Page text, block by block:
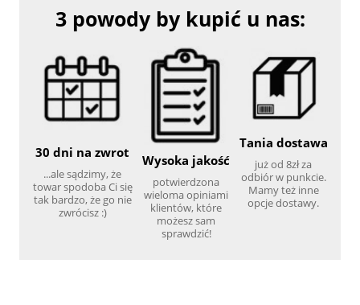
3 powody by kupić u nas:
30 dni na zwrot
...ale sądzimy, że
towar spodoba Ci się
tak bardzo, że go nie
zwrócisz :)
Wysoka jakość
potwierdzona
wieloma opiniami
klientów, które
możesz sam
sprawdzić!
Tania dostawa
już od 8zł za
odbiór w punkcie.
Mamy też inne
opcje dostawy.